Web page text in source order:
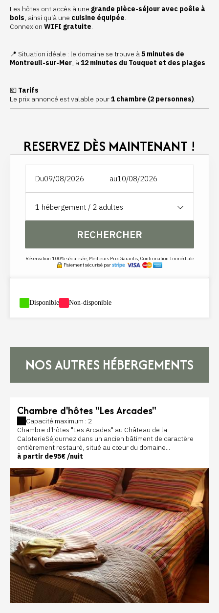
Les hôtes ont accès à une grande pièce-séjour avec poêle à
bois, ainsi qu'à une cuisine équipée.
Connexion WIFI gratuite.
📍 Situation idéale : le domaine se trouve à5 minutes de
Montreuil-sur-Mer, à12 minutes du Touquet et des plages.
💶 Tarifs
Le prix annoncé est valable pour1 chambre (2 personnes).
RESERVEZ DÈS MAINTENANT !
Du au
1 hébergement / 2 adultes
RECHERCHER
Réservation 100% sécurisée, Meilleurs Prix Garantis, Confirmation Immédiate
Paiement sécurisé par
Disponible Non-disponible
NOS AUTRES HÉBERGEMENTS
Chambre d'hôtes "Les Arcades"
Capacité maximum : 2
Chambre d'hôtes "Les Arcades" au Château de la
CaloterieSéjournez dans un ancien bâtiment de caractère
entièrement restauré, situé au cœur du domaine...
à partir de95€ /nuit